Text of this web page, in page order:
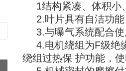
1结构紧凑、体积小
2.叶片具有自洁功
3.与曝气系统配合
4.电机绕组为F级绝
绕组过热保 护功能，